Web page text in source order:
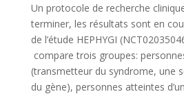
Un protocole de recherche
terminer, les résultats sont en
de l’étude HEPHYGI
compare trois groupes:
(transmetteur du syndrome, une
du gène), personnes atteintes